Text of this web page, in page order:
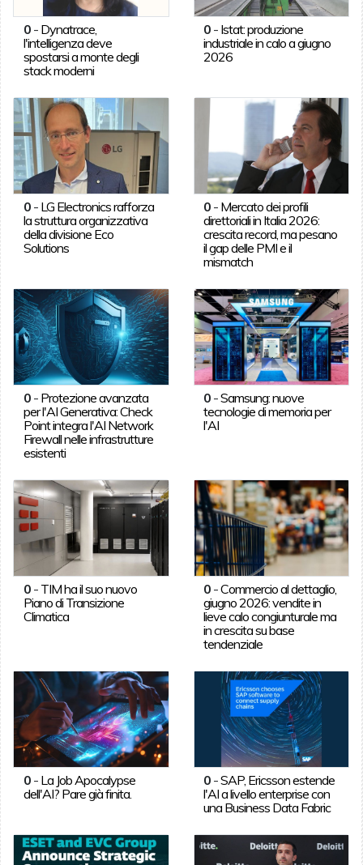
0- Dynatrace,
l'intelligenza deve
spostarsi a monte degli
stack moderni
0 - Istat: produzione
industriale in calo a giugno
2026
0- LG Electronics rafforza
la struttura organizzativa
della divisione Eco
Solutions
0 - Mercato dei profili
direttoriali in Italia 2026:
crescita record, ma pesano
il gap delle PMI e il
mismatch
0- Protezione avanzata
per l'AI Generativa: Check
Point integra l'AI Network
Firewall nelle infrastrutture
esistenti
0 -Samsung: nuove
tecnologie di memoria per
l'AI
0- TIM ha il suo nuovo
Piano di Transizione
Climatica
0 -Commercio al dettaglio,
giugno 2026: vendite in
lieve calo congiunturale ma
in crescita su base
tendenziale
0- La Job Apocalypse
dell'AI? Pare già finita.
0 -SAP, Ericsson estende
l'AI a livello enterprise con
una Business Data Fabric